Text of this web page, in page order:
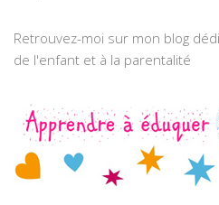
Retrouvez-moi sur mon blog
de l'enfant et à la parentalité